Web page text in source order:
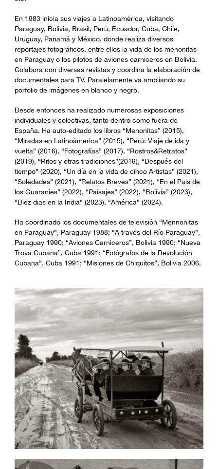
En 1983 inicia sus viajes a Latinoamérica, visitando
Paraguay, Bolivia, Brasil, Perú, Ecuador, Cuba, Chile,
Uruguay, Panamá y México, donde realiza diversos
reportajes fotográficos, entre ellos la vida de los menonitas
en Paraguay o los pilotos de aviones carniceros en Bolivia.
Colabora con diversas revistas y coordina la elaboración de
documentales para TV. Paralelamente va ampliando su
porfolio de imágenes en blanco y negro.
Desde entonces ha realizado numerosas exposiciones
individuales y colectivas, tanto dentro como fuera de
España. Ha auto-editado los libros “Menonitas” (2015),
“Miradas en Latinoámerica” (2015), “Perú: Viaje de ida y
vuelta” (2016), “Fotografías” (2017), “Rostros&Retratos”
(2019), “Ritos y otras tradiciones”(2019), “Después del
tiempo” (2020), “Un día en la vida de cinco Artistas” (2021),
“Soledades” (2021), “Relatos Breves” (2021), “En el País de
los Guaraníes” (2022), “Paisajes” (2022), “Bolivia” (2023),
“Diez dias en la India” (2023), “América” (2024).
Ha coordinado los documentales de televisión “Mennonitas
en Paraguay”, Paraguay 1988; “A través del Río Paraguay”,
Paraguay 1990; “Aviones Carniceros”, Bolivia 1990; “Nueva
Trova Cubana”, Cuba 1991; “Fotógrafos de la Revolución
Cubana”, Cuba 1991; “Misiones de Chiquitos”, Bolivia 2006.